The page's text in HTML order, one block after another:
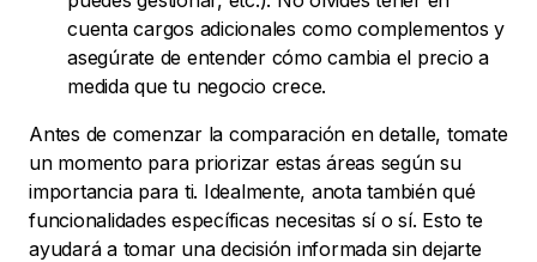
cuenta cargos adicionales como complementos y
asegúrate de entender cómo cambia el precio a
medida que tu negocio crece.
Antes de comenzar la comparación en detalle, tomate
un momento para priorizar estas áreas según su
importancia para ti. Idealmente, anota también qué
funcionalidades específicas necesitas sí o sí. Esto te
ayudará a tomar una decisión informada sin dejarte